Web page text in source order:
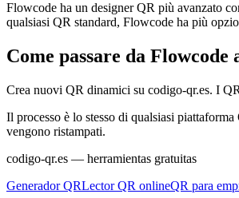
Flowcode ha un designer QR più avanzato
qualsiasi QR standard, Flowcode ha più
Come passare da Flowcode
Crea nuovi QR dinamici su codigo-qr.es. I
Il processo è lo stesso di qualsiasi
vengono ristampati.
codigo-qr.es — herramientas gratuitas
Generador QRLector QR onlineQR para